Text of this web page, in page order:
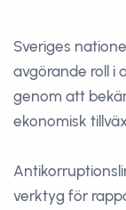
Sveriges
avgörande roll i
genom att
ekonomisk
verktyg för